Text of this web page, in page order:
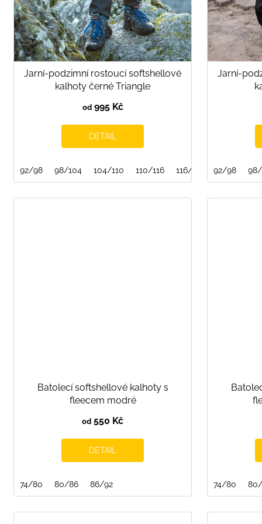
d
u
k
t
ů Jarní-podzimní rostoucí softshellové
kalhoty černé Triangle
od995 Kč
DETAIL
92/98 98/104 104/110 110/116 116/122 122/128
Jarní-
92/98
Batolecí softshellové kalhoty s
fleecem modré
od 550 Kč
DETAIL
74/80 80/86 86/92 74/80